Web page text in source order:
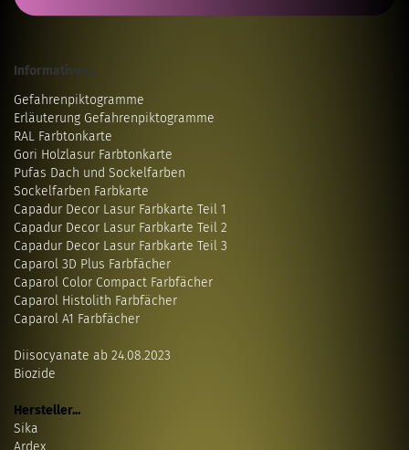
Informatives...
Gefahrenpiktogramme
Erläuterung Gefahrenpiktogramme
RAL Farbtonkarte
Gori Holzlasur Farbtonkarte
Pufas Dach und Sockelfarben
Sockelfarben Farbkarte
Capadur Decor Lasur Farbkarte Teil 1
Capadur Decor Lasur Farbkarte Teil 2
Capadur Decor Lasur Farbkarte Teil 3
Caparol 3D Plus Farbfächer
Caparol Color Compact Farbfächer
Caparol Histolith Farbfächer
Caparol A1 Farbfächer
Diisocyanate ab 24.08.2023
Biozide
Hersteller...
Sika
Ardex